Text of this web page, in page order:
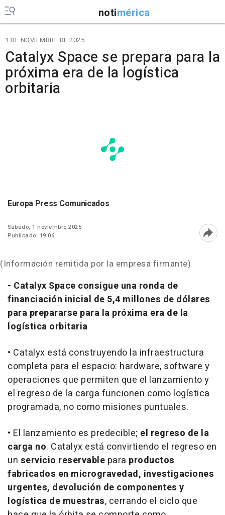
notimérica
1 DE NOVIEMBRE DE 2025
Catalyx Space se prepara para la
próxima era de la logística
orbitaria
Europa Press Comunicados
Sábado, 1 noviembre 2025
Publicado: 19:06
(Información remitida por la empresa firmante)
- Catalyx Space consigue una ronda de
financiación inicial de 5,4 millones de dólares
para prepararse para la próxima era de la
logística orbitaria
• Catalyx está construyendo la infraestructura
completa para el espacio: hardware, software y
operaciones que permiten que el lanzamiento y
el regreso de la carga funcionen como logística
programada, no como misiones puntuales.
• El lanzamiento es predecible; el regreso de la
carga no. Catalyx está convirtiendo el regreso en
un servicio reservable para productos
fabricados en microgravedad, investigaciones
urgentes, devolución de componentes y
logística de muestras, cerrando el ciclo que